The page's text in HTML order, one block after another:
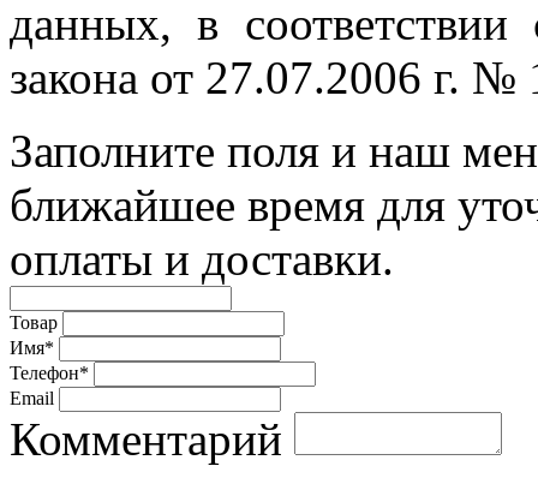
данных, в
закона от 27.07.2006 г.
Заполните поля и наш
ближайшее время для
оплаты и доставки.
Товар
Имя*
Телефон*
Email
Комментарий